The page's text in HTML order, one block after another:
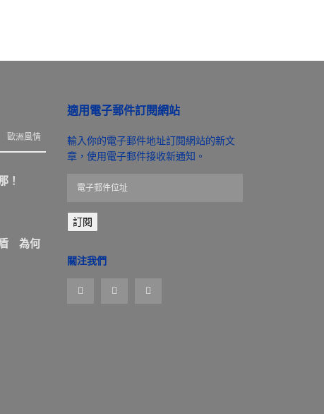
歐洲風情
！
盾 為何
適用電子郵件訂閱網站
輸入你的電子郵件地址訂閱網站的新文
章，使用電子郵件接收新通知。
郵
件
址
訂閱
關注我們